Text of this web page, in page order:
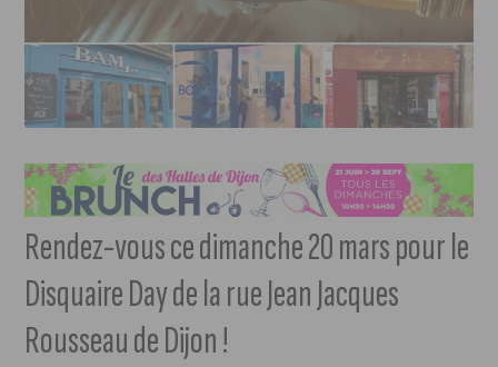
Rendez-vous ce dimanche 20 mars pour le
Disquaire Day de la rue Jean Jacques
Rousseau de Dijon !